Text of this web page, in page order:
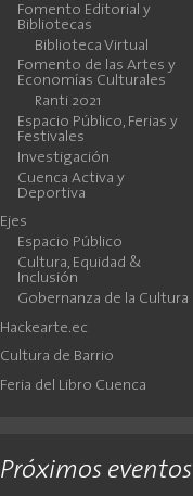
Fomento Editorial y
Bibliotecas
Biblioteca Virtual
Fomento de las Artes y
Economías Culturales
Ranti 2021
Espacio Público, Ferias y
Festivales
Investigación
Cuenca Activa y
Deportiva
Ejes
Espacio Público
Cultura, Equidad &
Inclusión
Gobernanza de la Cultura
Hackearte.ec
Cultura de Barrio
Feria del Libro Cuenca
Próximos eventos